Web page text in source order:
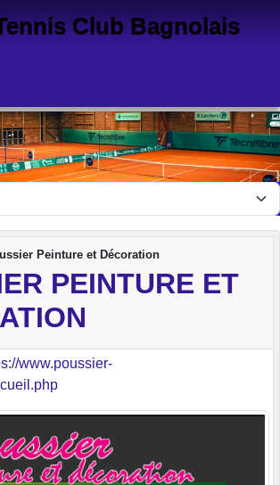
Club Bagnolais
Peinture et Décoration
PEINTURE ET
www.poussier-
des cookies